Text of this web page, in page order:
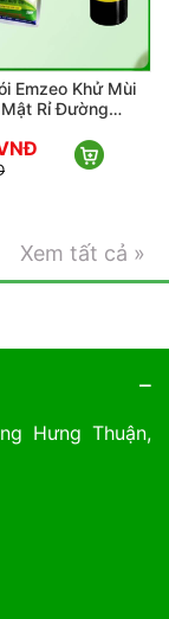
bảo cho cây
của rất nhiều
đất sạch và
thể trồng hoa
Khử Mùi
Men Vi
Hôi
39,000
40,000
Xem tất cả »
Hưng Thuận,